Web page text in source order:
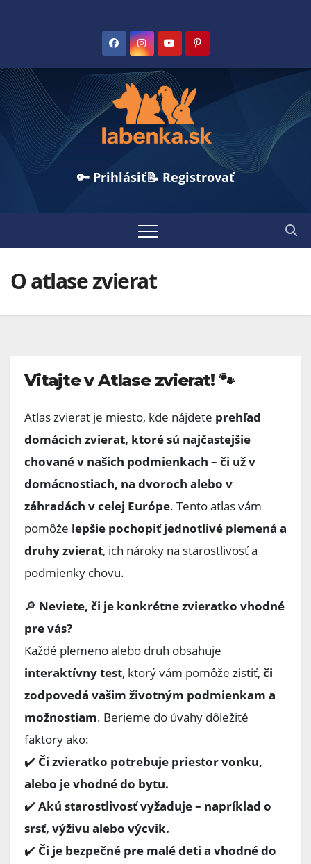
🔑 Prihlásiť📝 Registrovať
O atlase zvierat
Vitajte v Atlase zvierat! 🐾
Atlas zvierat je miesto, kde nájdete prehľad
domácich zvierat, ktoré sú najčastejšie
chované v našich podmienkach – či už v
domácnostiach, na dvoroch alebo v
záhradách v celej Európe. Tento atlas vám
pomôže lepšie pochopiť jednotlivé plemená a
druhy zvierat, ich nároky na starostlivosť a
podmienky chovu.
🔎 Neviete, či je konkrétne zvieratko vhodné
pre vás?
Každé plemeno alebo druh obsahuje
interaktívny test, ktorý vám pomôže zistiť, či
zodpovedá vašim životným podmienkam a
možnostiam. Berieme do úvahy dôležité
faktory ako:
✔️ Či zvieratko potrebuje priestor vonku,
alebo je vhodné do bytu.
✔️ Akú starostlivosť vyžaduje – napríklad o
srsť, výživu alebo výcvik.
✔️ Či je bezpečné pre malé deti a vhodné do